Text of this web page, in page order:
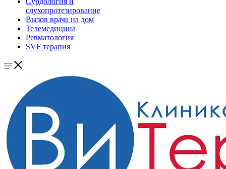
слухопротезирование
Вызов врача на дом
Телемедицина
Ревматология
SVF терапия